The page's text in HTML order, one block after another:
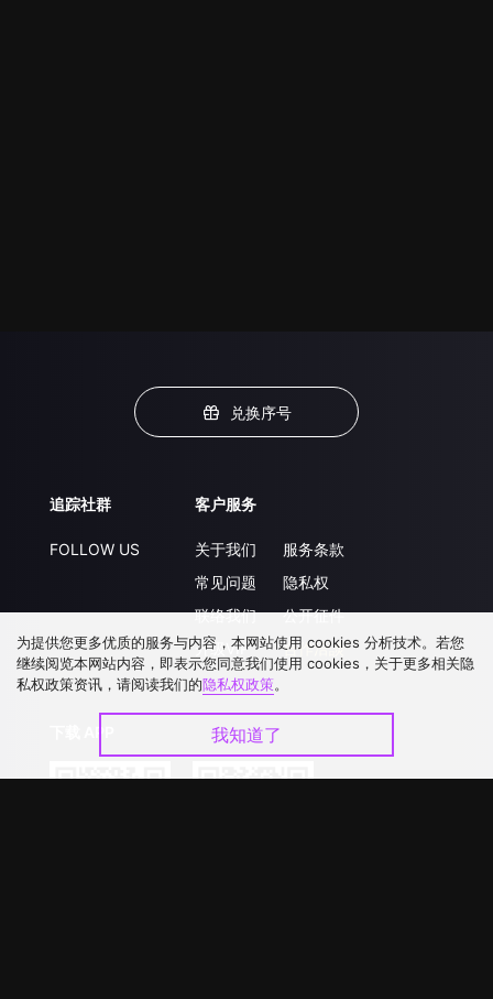
兑换序号
追踪社群
FOLLOW US
客户服务
关于我们
常见问题
联络我们
升级VIP
服务条款
隐私权
公开征件
合作洽談
为提供您更多优质的服务与内容，本网站使用 cookies 分析技术。若您
继续阅览本网站内容，即表示您同意我们使用 cookies，关于更多相关隐
私权政策资讯，请阅读我们的隐私权政策。
我知道了